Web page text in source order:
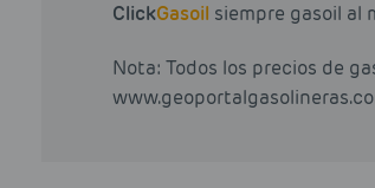
ClickGasoil siempre gasoil al
Nota: Todos los precios de